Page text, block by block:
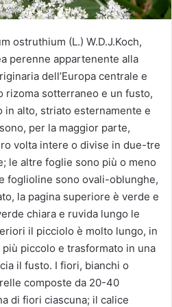
l
ostruthium (L.) W.D.J.Koch,
perenne appartenente alla
dell’Europa centrale e
rizoma sotterraneo e un fusto,
in alto, striato esternamente e
per la maggior parte,
volta intere o divise in due-tre
le altre foglie sono più o meno
foglioline sono ovali-oblunghe,
la pagina superiore è verde e
chiara e ruvida lungo le
il picciolo è molto lungo, in
piccolo e trasformato in una
il fusto. I fiori, bianchi o
composte da 20-40
di fiori ciascuna; il calice